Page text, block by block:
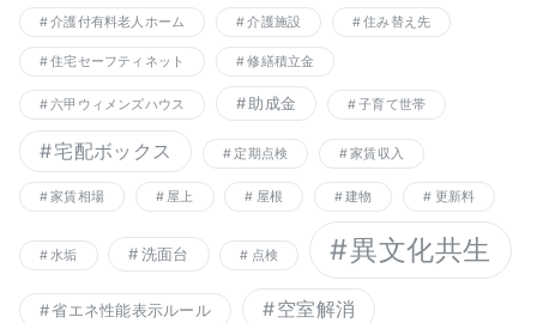
介護付有料老人ホーム 介護施設 住み替え先
住宅セーフティネット 修繕積立金
六甲ウィメンズハウス 助成金 子育て世帯
宅配ボックス 定期点検 家賃収入
家賃相場 屋上 屋根 建物 更新料
水垢 洗面台 点検 異文化共生
省エネ性能表示ルール 空室解消